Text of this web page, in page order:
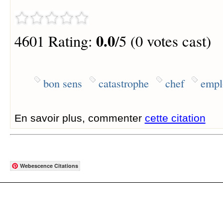
4601 Rating: 0.0/5 (0 votes cast)
bon sens catastrophe chef
En savoir plus, commenter cette citation
Webescence Citations